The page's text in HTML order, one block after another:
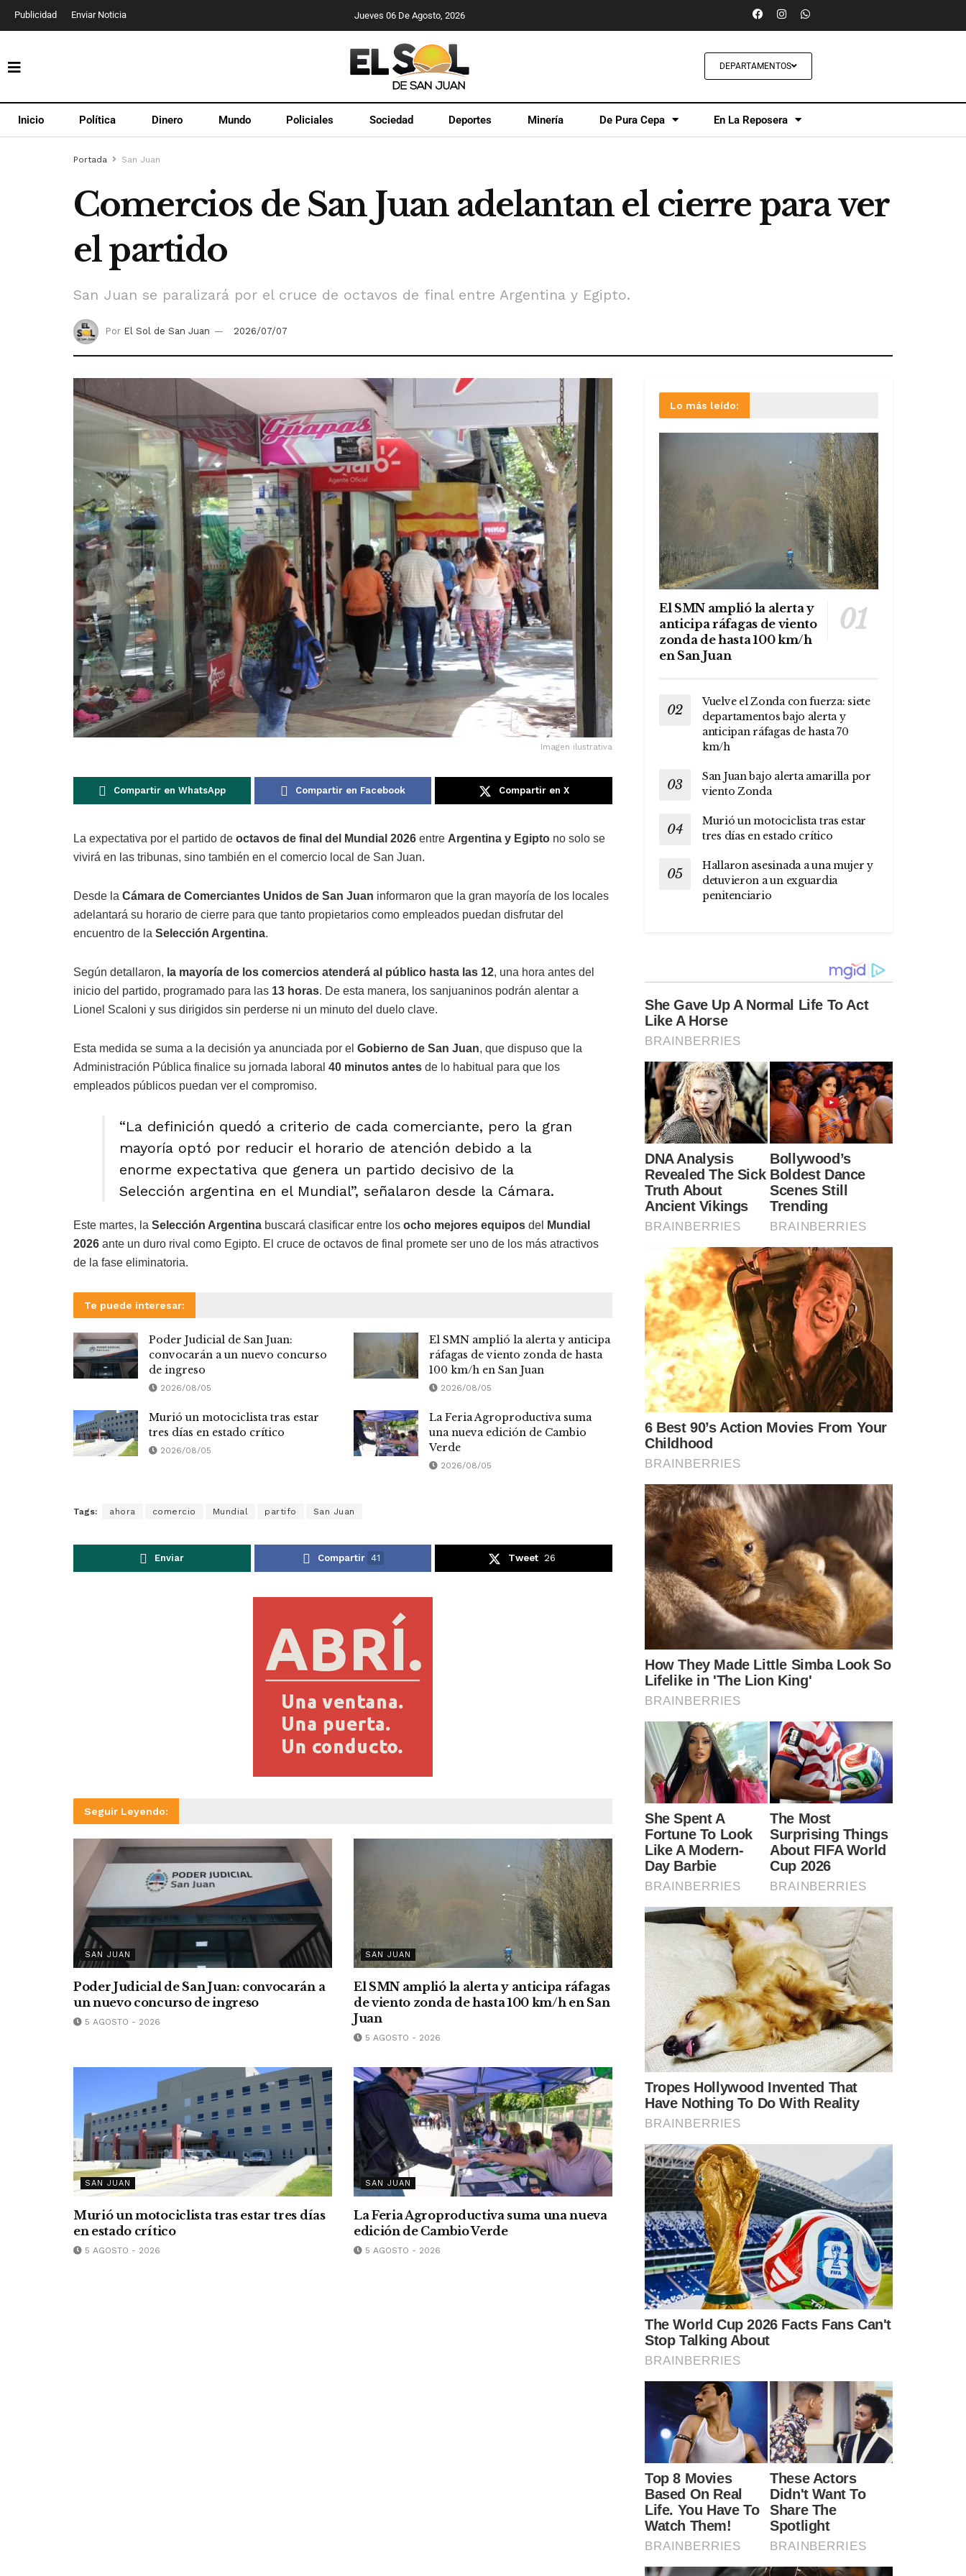
Publicidad Enviar Noticia Jueves 06 De Agosto, 2026
DEPARTAMENTOS
Inicio Política Dinero Mundo Policiales Sociedad Deportes Minería De Pura Cepa En La Reposera
Portada San Juan
Comercios de San Juan adelantan el cierre para ver
el partido
San Juan se paralizará por el cruce de octavos de final entre Argentina y Egipto.
Por El Sol de San Juan 2026/07/07
Imagen ilustrativa
Compartir en WhatsApp Compartir en Facebook Compartir en X
La expectativa por el partido de octavos de final del Mundial 2026 entre Argentina y Egipto no solo se
vivirá en las tribunas, sino también en el comercio local de San Juan.
Desde la Cámara de Comerciantes Unidos de San Juan informaron que la gran mayoría de los locales
adelantará su horario de cierre para que tanto propietarios como empleados puedan disfrutar del
encuentro de la Selección Argentina.
Según detallaron, la mayoría de los comercios atenderá al público hasta las 12, una hora antes del
inicio del partido, programado para las 13 horas. De esta manera, los sanjuaninos podrán alentar a
Lionel Scaloni y sus dirigidos sin perderse ni un minuto del duelo clave.
Esta medida se suma a la decisión ya anunciada por el Gobierno de San Juan, que dispuso que la
Administración Pública finalice su jornada laboral 40 minutos antes de lo habitual para que los
empleados públicos puedan ver el compromiso.
“La definición quedó a criterio de cada comerciante, pero la gran
mayoría optó por reducir el horario de atención debido a la
enorme expectativa que genera un partido decisivo de la
Selección argentina en el Mundial”, señalaron desde la Cámara.
Este martes, la Selección Argentina buscará clasificar entre los ocho mejores equipos del
Mundial
2026 ante un duro rival como Egipto. El cruce de octavos de final promete ser uno de los más atractivos
de la fase eliminatoria.
Te puede interesar:
Poder Judicial de San Juan:
convocarán a un nuevo concurso
de ingreso
2026/08/05
El SMN amplió la alerta y anticipa
ráfagas de viento zonda de hasta
100 km/h en San Juan
2026/08/05
Murió un motociclista tras estar
tres días en estado crítico
2026/08/05
La Feria Agroproductiva suma
una nueva edición de Cambio
Verde
2026/08/05
Tags: ahora comercio Mundial partifo San Juan
Enviar Compartir 41 Tweet 26
Seguir Leyendo:
SAN JUAN
Poder Judicial de San Juan: convocarán a
un nuevo concurso de ingreso
5 AGOSTO - 2026
SAN JUAN
El SMN amplió la alerta y anticipa ráfagas
de viento zonda de hasta 100 km/h en San
Juan
5 AGOSTO - 2026
SAN JUAN
Murió un motociclista tras estar tres días
en estado crítico
5 AGOSTO - 2026
SAN JUAN
La Feria Agroproductiva suma una nueva
edición de Cambio Verde
5 AGOSTO - 2026
Lo más leído:
El SMN amplió la alerta y
anticipa ráfagas de viento
zonda de hasta 100 km/h
en San Juan
Vuelve el Zonda con fuerza: siete
departamentos bajo alerta y
anticipan ráfagas de hasta 70
km/h
San Juan bajo alerta amarilla por
viento Zonda
Murió un motociclista tras estar
tres días en estado crítico
Hallaron asesinada a una mujer y
detuvieron a un exguardia
penitenciario